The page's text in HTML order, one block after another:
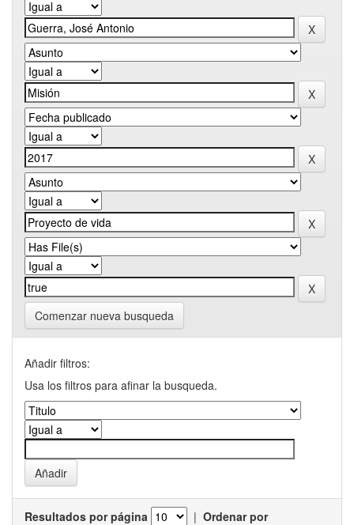
Comenzar nueva busqueda
Añadir filtros:
Usa los filtros para afinar la busqueda.
Resultados por página | Ordenar por